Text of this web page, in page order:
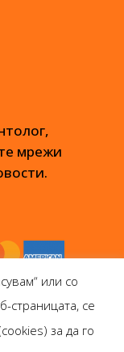
мрежи
или со
страницата, се
за да го